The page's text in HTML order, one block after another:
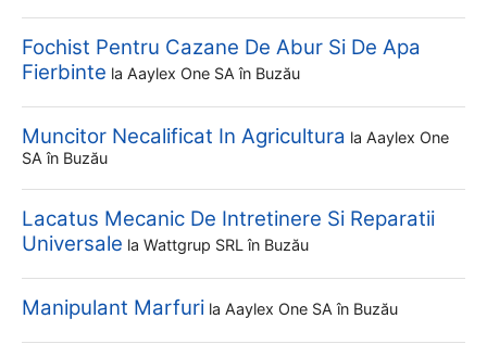
Fochist Pentru Cazane De Abur Si De Apa
Fierbinte la Aaylex One SA în Buzău
Muncitor Necalificat In Agricultura la Aaylex One
SA în Buzău
Lacatus Mecanic De Intretinere Si Reparatii
Universale la Wattgrup SRL în Buzău
Manipulant Marfuri la Aaylex One SA în Buzău